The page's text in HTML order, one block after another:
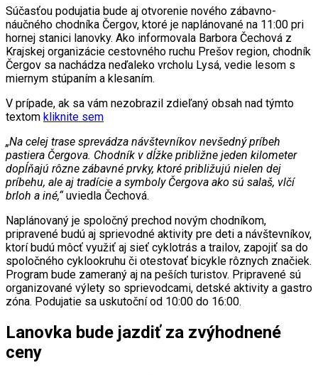
Súčasťou podujatia bude aj otvorenie nového zábavno-
náučného chodníka Čergov, ktoré je naplánované na 11:00 pri
hornej stanici lanovky. Ako informovala Barbora Čechová z
Krajskej organizácie cestovného ruchu Prešov region, chodník
Čergov sa nachádza neďaleko vrcholu Lysá, vedie lesom s
miernym stúpaním a klesaním.
V prípade, ak sa vám nezobrazil zdieľaný obsah nad týmto
textom kliknite sem
„Na celej trase sprevádza návštevníkov nevšedný príbeh
pastiera Čergova. Chodník v dĺžke približne jeden kilometer
dopĺňajú rôzne zábavné prvky, ktoré približujú nielen dej
príbehu, ale aj tradície a symboly Čergova ako sú salaš, vlčí
brloh a iné,“uviedla Čechová.
Naplánovaný je spoločný prechod novým chodníkom,
pripravené budú aj sprievodné aktivity pre deti a návštevníkov,
ktorí budú môcť využiť aj sieť cyklotrás a trailov, zapojiť sa do
spoločného cyklookruhu či otestovať bicykle rôznych značiek.
Program bude zameraný aj na peších turistov. Pripravené sú
organizované výlety so sprievodcami, detské aktivity a gastro
zóna. Podujatie sa uskutoční od 10:00 do 16:00.
Lanovka bude jazdiť za zvýhodnené
ceny